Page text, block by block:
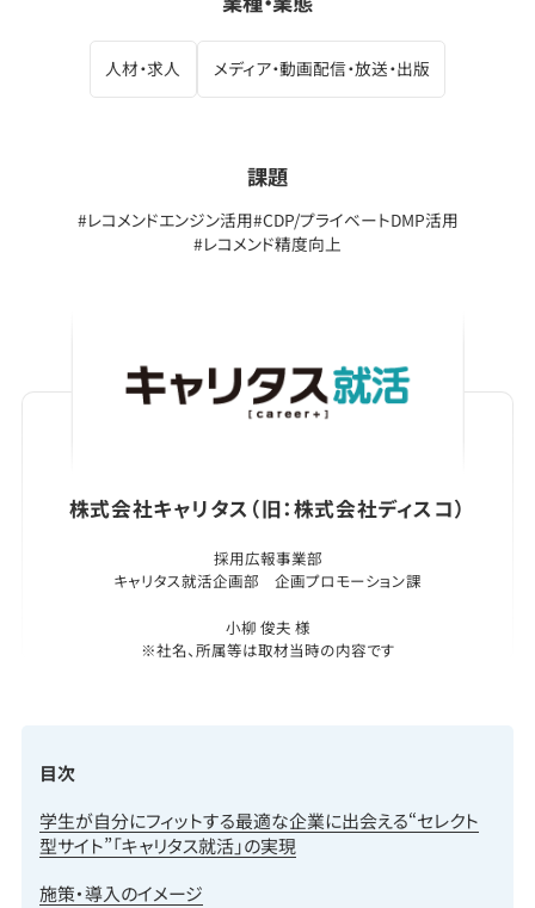
人材・求人 メディア・動画配信・放送・出版
課題
#レコメンドエンジン活用#CDP/プライベートDMP活用
#レコメンド精度向上
株式会社キャリタス（旧：株式会社ディスコ）
採用広報事業部
キャリタス就活企画部 企画プロモーション課
小柳 俊夫 様
※社名、所属等は取材当時の内容です
目次
学生が自分にフィットする最適な企業に出会える“セレクト
型サイト”「キャリタス就活」の実現
施策・導入のイメージ